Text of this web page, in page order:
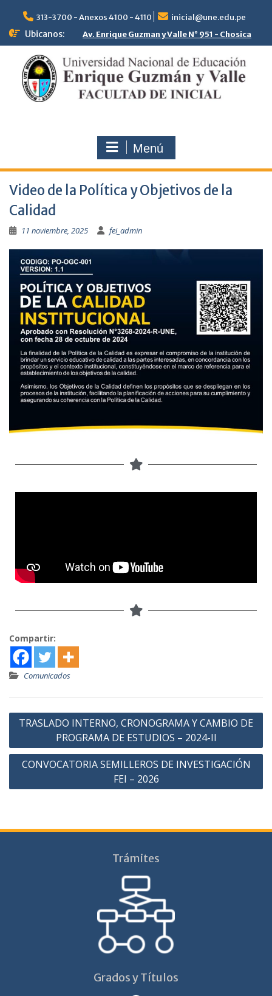
313-3700 - Anexos 4100 - 4110 inicial@une.edu.pe
Ubicanos: Av. Enrique Guzman y Valle N° 951 - Chosica
Menú
Video de la Política y Objetivos de la
Calidad
11 noviembre, 2025 fei_admin
Compartir:
Comunicados
TRASLADO INTERNO, CRONOGRAMA Y CAMBIO DE
PROGRAMA DE ESTUDIOS – 2024-II
CONVOCATORIA SEMILLEROS DE INVESTIGACIÓN
FEI – 2026
Trámites
Grados y Títulos